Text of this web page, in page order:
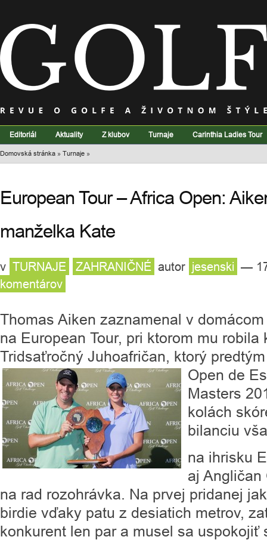
Editoriál Aktuality Z klubov Turnaje Carinthia Ladies Tour
Domovská stránka » Turnaje »
European Tour – Africa Open:
manželka Kate
v TURNAJE ZAHRANIČNÉ autor jesenski —
komentárov
Thomas Aiken zaznamenal v
na European Tour, pri ktorom mu
Tridsaťročný Juhoafričan, ktorý
Open de
Masters
kolách
bilanciu
na ihrisku
aj Angličan
na rad rozohrávka. Na prvej pridanej
birdie vďaky patu z desiatich metrov,
konkurent len par a musel sa uspokojiť